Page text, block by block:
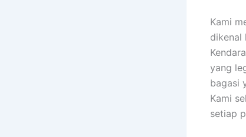
Kami
dikenal
yang
bagasi
Kami
setiap